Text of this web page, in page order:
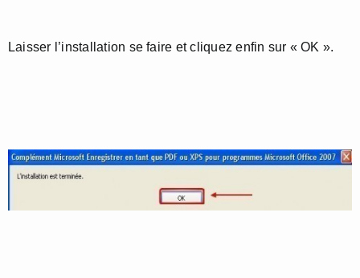
Laisser l’installation se faire et cliquez enfin sur « OK ».